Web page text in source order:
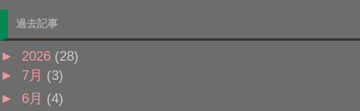
過去記事
► 2026 (28)
► 7月 (3)
► 6月 (4)